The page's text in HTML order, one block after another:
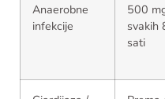
Anaerobne
infekcije
500
svakih
sati